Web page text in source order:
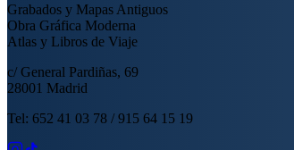
Grabados y Mapas Antiguos
Obra Gráfica Moderna
Atlas y Libros de Viaje
c/ General Pardiñas, 69
28001 Madrid
Tel: 652 41 03 78 / 915 64 15 19